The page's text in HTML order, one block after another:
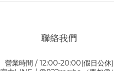
聯絡我們
營業時間 / 12:00-20:00(假日公休)